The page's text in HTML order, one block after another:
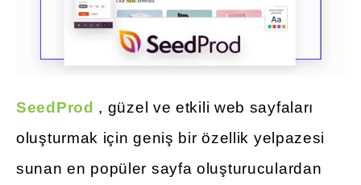
SeedProd , güzel ve etkili web sayfaları
oluşturmak için geniş bir özellik yelpazesi
sunan en popüler sayfa oluşturuculardan